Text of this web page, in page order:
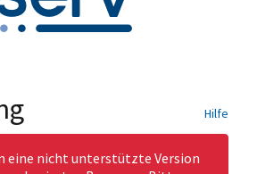
Hilfe
eine nicht unterstützte Version